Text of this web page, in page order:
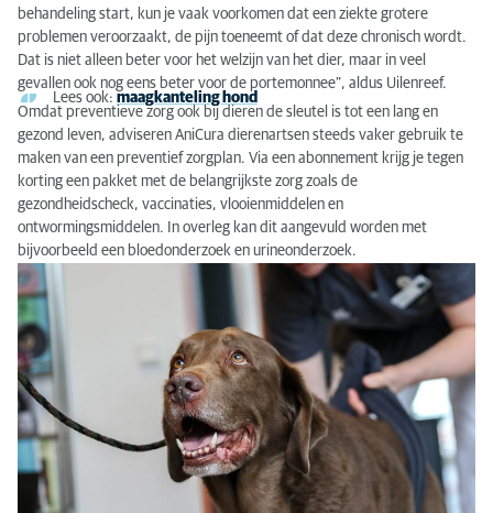
behandeling start, kun je vaak voorkomen dat een ziekte grotere
problemen veroorzaakt, de pijn toeneemt of dat deze chronisch wordt.
Dat is niet alleen beter voor het welzijn van het dier, maar in veel
gevallen ook nog eens beter voor de portemonnee”, aldus Uilenreef.
Lees ook: maagkanteling hond
Omdat preventieve zorg ook bij dieren de sleutel is tot een lang en
gezond leven, adviseren AniCura dierenartsen steeds vaker gebruik te
maken van een preventief zorgplan. Via een abonnement krijg je tegen
korting een pakket met de belangrijkste zorg zoals de
gezondheidscheck, vaccinaties, vlooienmiddelen en
ontwormingsmiddelen. In overleg kan dit aangevuld worden met
bijvoorbeeld een bloedonderzoek en urineonderzoek.